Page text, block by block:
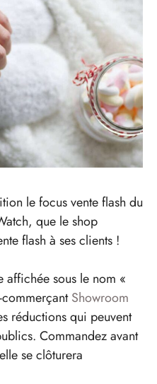
le focus vente flash du
que le shop
flash à ses clients !
affichée sous le nom «
Showroom
réductions qui peuvent
Commandez avant
se clôturera